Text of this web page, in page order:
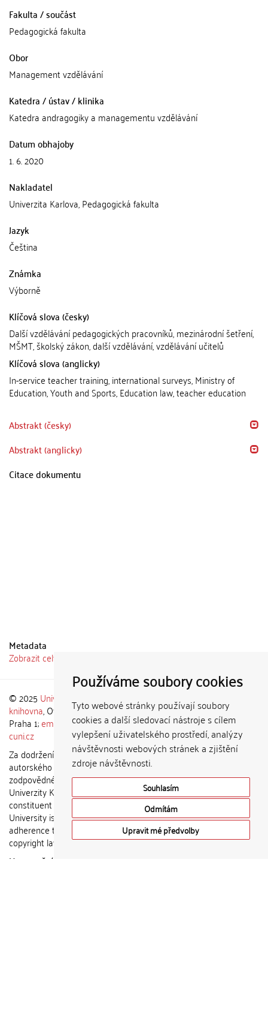
Používáme soubory cookies
Tyto webové stránky používají soubory
cookies a další sledovací nástroje s cílem
vylepšení uživatelského prostředí, analýzy
návštěvnosti webových stránek a zjištění
zdroje návštěvnosti.
Souhlasím
Odmítám
Upravit mé předvolby
Fakulta / součást
Pedagogická fakulta
Obor
Management vzdělávání
Katedra / ústav / klinika
Katedra andragogiky a managementu vzdělávání
Datum obhajoby
1. 6. 2020
Nakladatel
Univerzita Karlova, Pedagogická fakulta
Jazyk
Čeština
Známka
Výborně
Klíčová slova (česky)
Další vzdělávání pedagogických pracovníků, mezinárodní šetření,
MŠMT, školský zákon, další vzdělávání, vzdělávání učitelů
Klíčová slova (anglicky)
In-service teacher training, international surveys, Ministry of
Education, Youth and Sports, Education law, teacher education
Abstrakt (česky)
Abstrakt (anglicky)
Citace dokumentu
Metadata
Zobrazit celý záznam
© 2025 Univerzita Karlova Ústřední
knihovna, Ovocný trh 560/5, 116 36
Praha 1;email: admin-repozitar [at]
cuni.cz
Za dodržení všech ustanovení
autorského zákona jsou
zodpovědné jednotlivé složky
Univerzity Karlovy. / Each
constituent part of Charles
University is responsible for
adherence to all provisions of the
copyright law.
Upozornění / Notice:
Theme by